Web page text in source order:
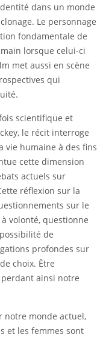
dans un monde
Le personnage
fondamentale de
lorsque celui-ci
met aussi en scène
qui
scientifique et
le récit interroge
vie humaine à des fins
cette dimension
actuels sur
réflexion sur la
sur le
volonté, questionne
de
profondes sur
choix. Être
ainsi notre
notre monde actuel,
et les femmes sont